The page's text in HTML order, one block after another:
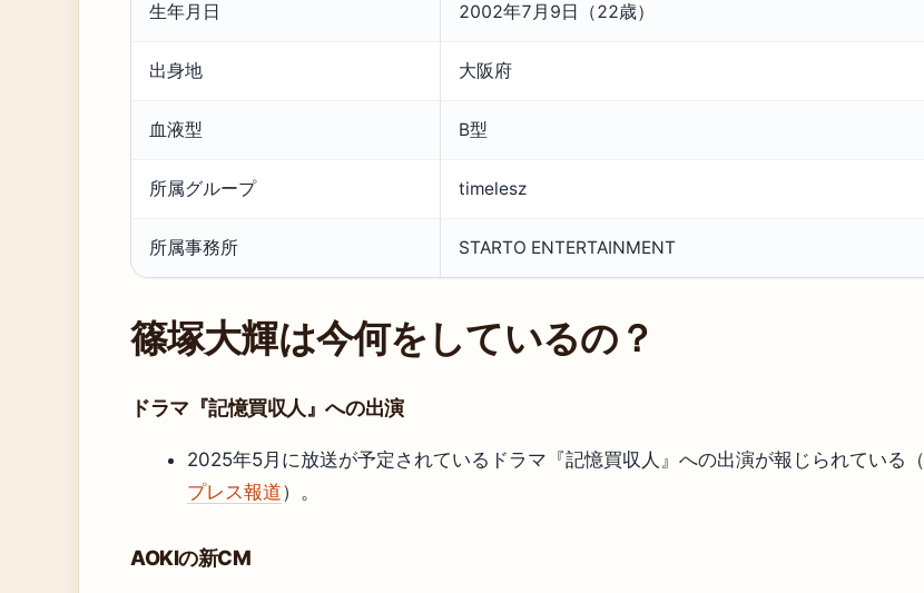
生年月日 2002年7月9日（22歳）
出身地 大阪府
血液型 B型
所属グループ timelesz
所属事務所 STARTO ENTERTAINMENT
篠塚大輝は今何をしているの？
ドラマ『記憶買収人』への出演
2025年5月に放送が予定されているドラマ『記憶買収人』への出演が報じられている（
プレス報道）。
AOKIの新CM